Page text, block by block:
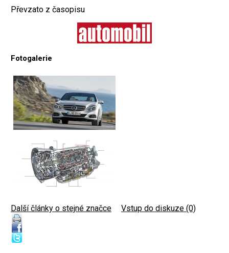
Převzato z časopisu
Fotogalerie
Další články o stejné značce Vstup do diskuze (0)